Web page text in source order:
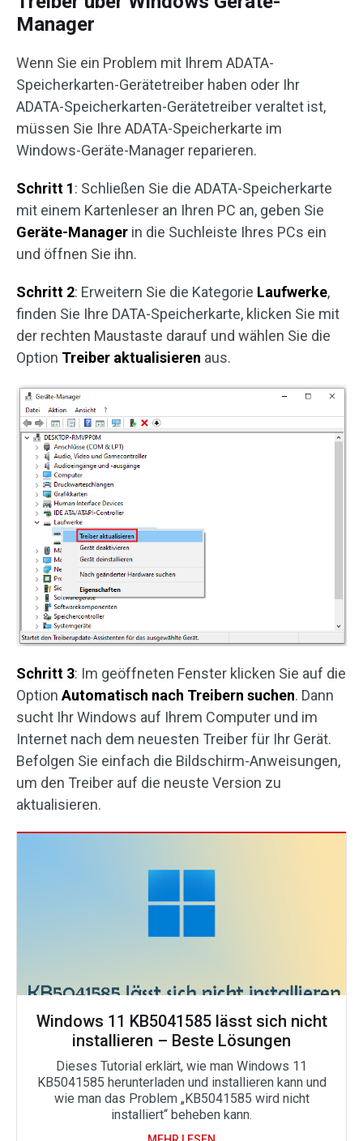
Manager
Wenn Sie ein Problem mit Ihrem ADATA-
Speicherkarten-Gerätetreiber haben oder Ihr
ADATA-Speicherkarten-Gerätetreiber veraltet ist,
müssen Sie Ihre ADATA-Speicherkarte im
Windows-Geräte-Manager reparieren.
Schritt 1: Schließen Sie die ADATA-Speicherkarte
mit einem Kartenleser an Ihren PC an, geben Sie
Geräte-Manager in die Suchleiste Ihres PCs ein
und öffnen Sie ihn.
Schritt 2: Erweitern Sie die Kategorie Laufwerke,
finden Sie Ihre DATA-Speicherkarte, klicken Sie mit
der rechten Maustaste darauf und wählen Sie die
Option Treiber aktualisieren aus.
Schritt 3: Im geöffneten Fenster klicken Sie auf die
Option Automatisch nach Treibern suchen. Dann
sucht Ihr Windows auf Ihrem Computer und im
Internet nach dem neuesten Treiber für Ihr Gerät.
Befolgen Sie einfach die Bildschirm-Anweisungen,
um den Treiber auf die neuste Version zu
aktualisieren.
Windows 11 KB5041585 lässt sich nicht
installieren – Beste Lösungen
Dieses Tutorial erklärt, wie man Windows 11
KB5041585 herunterladen und installieren kann und
wie man das Problem „KB5041585 wird nicht
installiert“ beheben kann.